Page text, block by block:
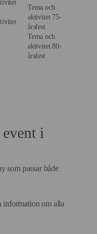
Tema och
aktivitet 75-
årsfest
Tema och
aktivitet 80-
årsfest
i
som passar både
information om alla